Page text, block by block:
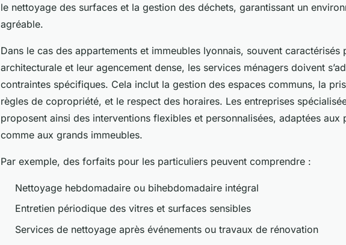
le nettoyage des surfaces et la gestion des déchets, garantissant un
agréable.
Dans le cas des appartements et immeubles lyonnais, souvent caractérisés
architecturale et leur agencement dense, les services ménagers doivent
contraintes spécifiques. Cela inclut la gestion des espaces communs, la
règles de copropriété, et le respect des horaires. Les entreprises
proposent ainsi des interventions flexibles et personnalisées, adaptées aux
comme aux grands immeubles.
Par exemple, des forfaits pour les particuliers peuvent comprendre :
Nettoyage hebdomadaire ou bihebdomadaire intégral
Entretien périodique des vitres et surfaces sensibles
Services de nettoyage après événements ou travaux de rénovation